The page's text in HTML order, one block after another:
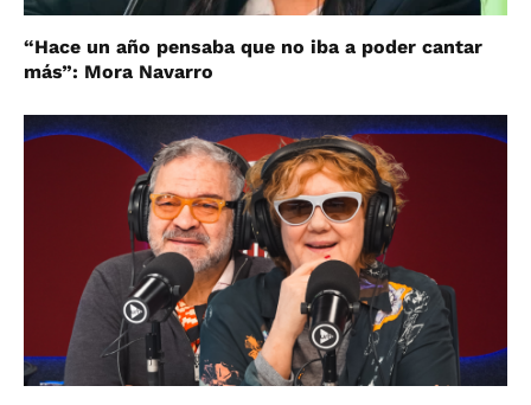
“Hace un año pensaba que no iba a poder cantar
más”: Mora Navarro